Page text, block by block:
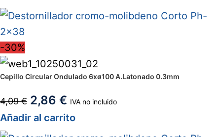
-30%
Cepillo Circular Ondulado 6xø100 A.Latonado 0.3mm
4,09€ 2,86 € IVA no incluido
Añadir al carrito